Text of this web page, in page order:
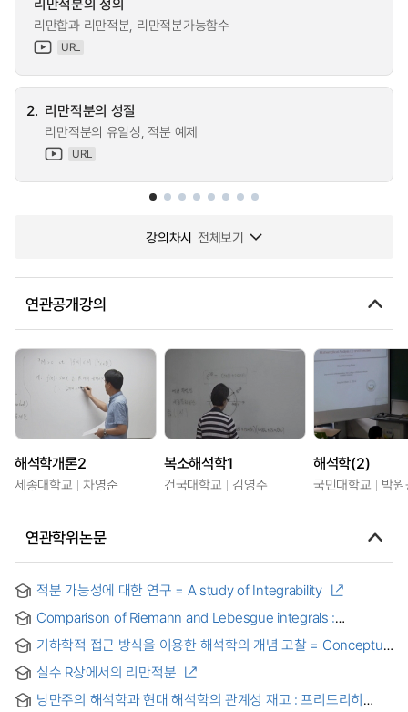
리만합과 리만적분, 리만적분가능함수
URL
2. 리만적분의 성질
리만적분의 유일성, 적분 예제
URL
강의차시 전체보기
연관공개강의
해석학개론2
세종대학교 차영준
복소해석학1
건국대학교 김영주
해석학(2)
국민대학교 박
연관학위논문
적분 가능성에 대한 연구 = A study of Integrability
Comparison of Riemann and Lebesgue integrals :
리만積分과 르베크積分의 比較硏究
기하학적 접근 방식을 이용한 해석학의 개념 고찰 = Conceptual
study of analysis using geometric approach
실수 R상에서의 리만적분
낭만주의 해석학과 현대 해석학의 관계성 재고 : 프리드리히